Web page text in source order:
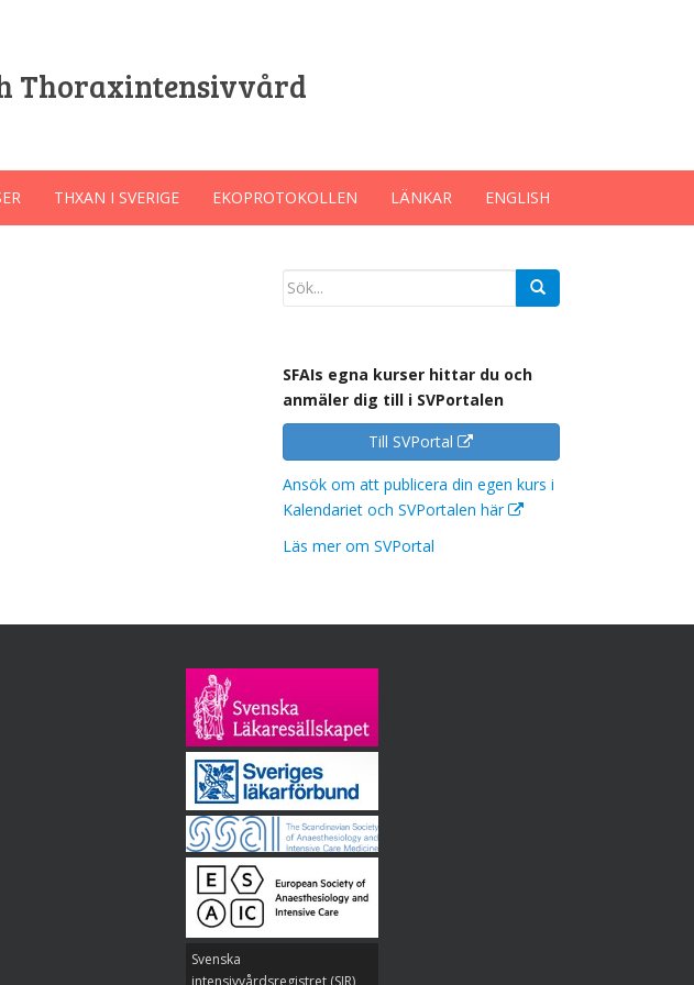
Thoraxintensivvård
THXAN I SVERIGE EKOPROTOKOLLEN LÄNKAR ENGLISH
SFAIs egna kurser hittar du och
anmäler dig till i SVPortalen
Till SVPortal
Ansök om att publicera din egen kurs i
Kalendariet och SVPortalen här
Läs mer om SVPortal
Svenska
intensivvårdsregistret (SIR)